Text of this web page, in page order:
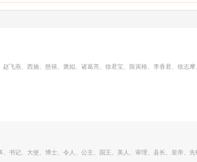
飞燕、西施、慈禧、褒姒、诸葛亮、徐君宝、陈寅格、李香君、徐志
、书记、大使、博士、令人、公主、国王、美人、审理、县长、皇帝、